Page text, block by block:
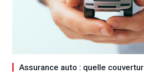
Assurance auto : quelle